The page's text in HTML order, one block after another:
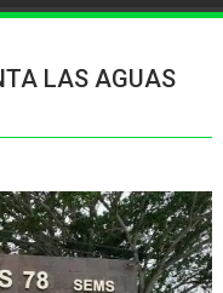
LAS AGUAS